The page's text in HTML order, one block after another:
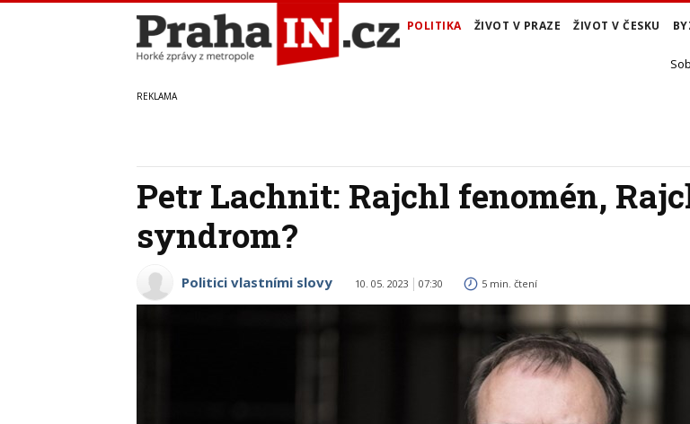
POLITIKA ŽIVOT V PRAZE ŽIVOT V ČESKU
Petr Lachnit: Rajchl fenomén,
syndrom?
Politici vlastními slovy 10. 05. 2023 07:30 5 min. čtení